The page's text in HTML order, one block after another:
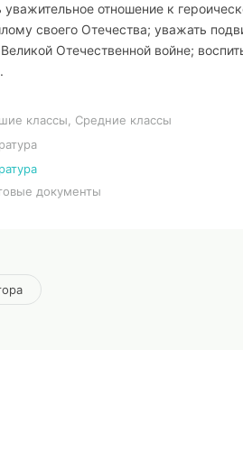
уважительное отношение к
своего Отечества; уважать
Отечественной войне;
классы, Средние классы
документы